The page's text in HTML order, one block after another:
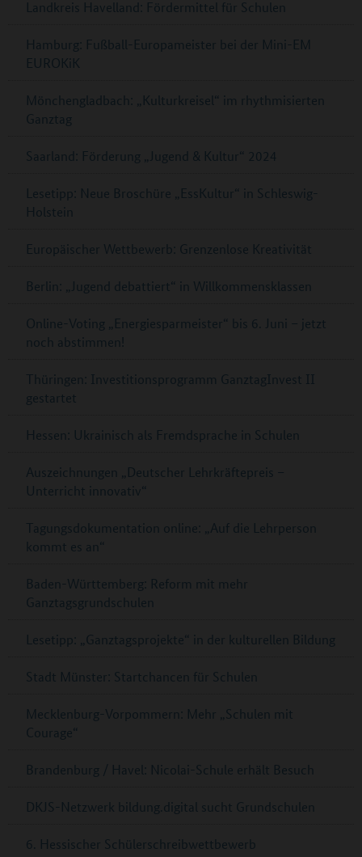
Landkreis Havelland: Fördermittel für Schulen
Hamburg: Fußball-Europameister bei der Mini-EM
EUROKiK
Mönchengladbach: „Kulturkreisel“ im rhythmisierten
Ganztag
Saarland: Förderung „Jugend & Kultur“ 2024
Lesetipp: Neue Broschüre „EssKultur“ in Schleswig-
Holstein
Europäischer Wettbewerb: Grenzenlose Kreativität
Berlin: „Jugend debattiert“ in Willkommensklassen
Online-Voting „Energiesparmeister“ bis 6. Juni – jetzt
noch abstimmen!
Thüringen: Investitionsprogramm GanztagInvest II
gestartet
Hessen: Ukrainisch als Fremdsprache in Schulen
Auszeichnungen „Deutscher Lehrkräftepreis –
Unterricht innovativ“
Tagungsdokumentation online: „Auf die Lehrperson
kommt es an“
Baden-Württemberg: Reform mit mehr
Ganztagsgrundschulen
Lesetipp: „Ganztagsprojekte“ in der kulturellen Bildung
Stadt Münster: Startchancen für Schulen
Mecklenburg-Vorpommern: Mehr „Schulen mit
Courage“
Brandenburg / Havel: Nicolai-Schule erhält Besuch
DKJS-Netzwerk bildung.digital sucht Grundschulen
6. Hessischer Schülerschreibwettbewerb